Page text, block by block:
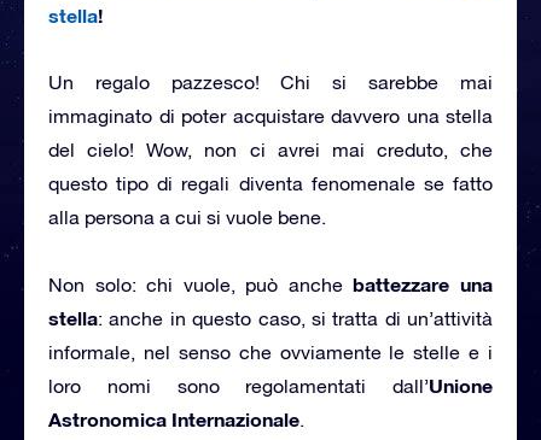
stella!
Un regalo pazzesco! Chi si sarebbe mai
immaginato di poter acquistare davvero una stella
del cielo! Wow, non ci avrei mai creduto, che
questo tipo di regali diventa fenomenale se fatto
alla persona a cui si vuole bene.
Non solo: chi vuole, può anchebattezzare una
stella: anche in questo caso, si tratta di un’attività
informale, nel senso che ovviamente le stelle e i
loro nomi sono regolamentati dall’Unione
Astronomica Internazionale.